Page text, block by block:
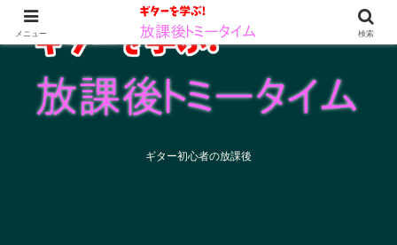
ギター初心者の放課後
メニュー 検索